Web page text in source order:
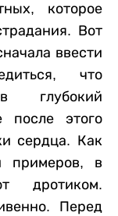
которое
Вот
ввести
что
глубокий
после этого
сердца. Как
примеров, в
дротиком.
Перед